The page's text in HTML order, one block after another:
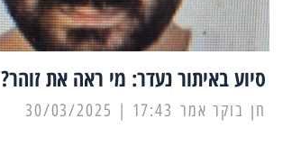
סיוע באיתור נעדר: מי ראה את זוהר?
17:43 | 30/03/2025